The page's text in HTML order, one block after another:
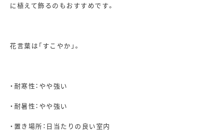
に植えて飾るのもおすすめです。
花言葉は「すこやか」。
・耐寒性：やや強い
・耐暑性：やや強い
・置き場所：日当たりの良い室内